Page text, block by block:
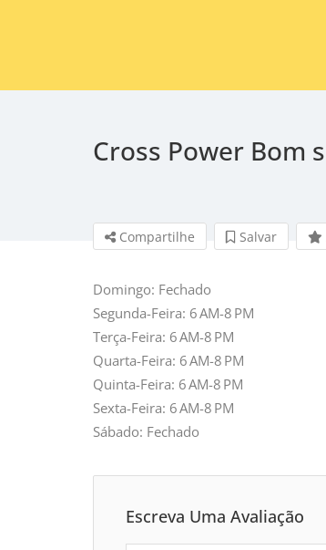
Cross Power Bom
Compartilhe Salvar
Domingo: Fechado
Segunda-Feira: 6 AM-8 PM
Terça-Feira: 6 AM-8 PM
Quarta-Feira: 6 AM-8 PM
Quinta-Feira: 6 AM-8 PM
Sexta-Feira: 6 AM-8 PM
Sábado: Fechado
Escreva Uma Avaliação